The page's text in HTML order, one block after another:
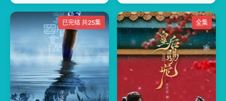
已完结 共25集 全集